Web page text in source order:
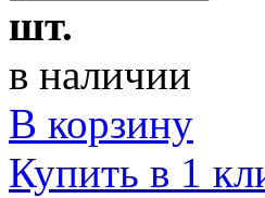
шт.
в наличии
В корзину
Купить в 1